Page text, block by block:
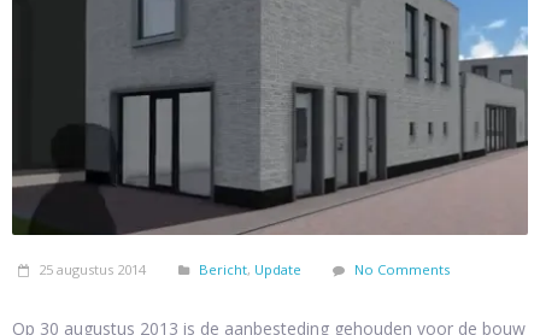
25 augustus 2014 Bericht, Update No Comments
Op 30 augustus 2013 is de aanbesteding gehouden voor de bouw